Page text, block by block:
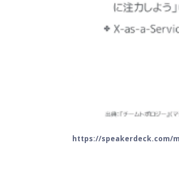
https://speakerdeck.com/